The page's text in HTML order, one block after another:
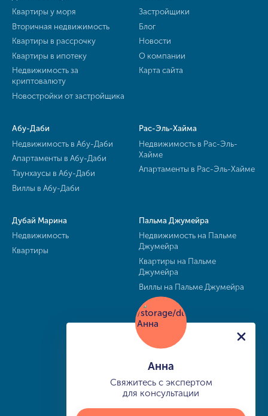
Квартиры у моря
Вторичная недвижимость
Квартиры в рассрочку
Квартиры в ипотеку
Недвижимость за
криптовалюту
Новостройки от застройщика
Застройщики
Блог
Новости
О компании
Карта сайта
Абу-Даби
Недвижимость в Абу-Даби
Апартаменты в Абу-Даби
Таунхаусы в Абу-Даби
Виллы в Абу-Даби
Рас-Эль-Хайма
Недвижимость в Рас-Эль-
Хайме
Апартаменты в Рас-Эль-Хайме
Дубай Марина
Недвижимость
Квартиры
Пальма Джумейра
Недвижимость на Пальме
Джумейра
Квартиры на Пальме
Джумейра
Виллы на Пальме Джумейра
Анна
Свяжитесь с экспертом
для консультации